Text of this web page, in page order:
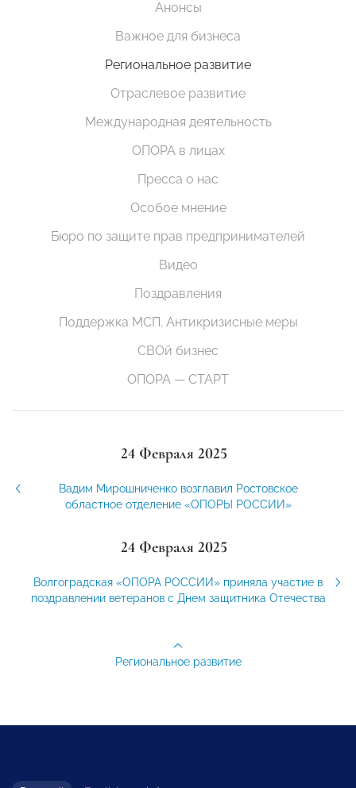
Анонсы
Важное для бизнеса
Региональное развитие
Отраслевое развитие
Международная деятельность
ОПОРА в лицах
Пресса о нас
Особое мнение
Бюро по защите прав предпринимателей
Видео
Поздравления
Поддержка МСП. Антикризисные меры
СВОй бизнес
ОПОРА — СТАРТ
24 Февраля 2025
Вадим Мирошниченко возглавил Ростовское
областное отделение «ОПОРЫ РОССИИ»
24 Февраля 2025
Волгоградская «ОПОРА РОССИИ» приняла участие в
поздравлении ветеранов с Днем защитника Отечества
Региональное развитие